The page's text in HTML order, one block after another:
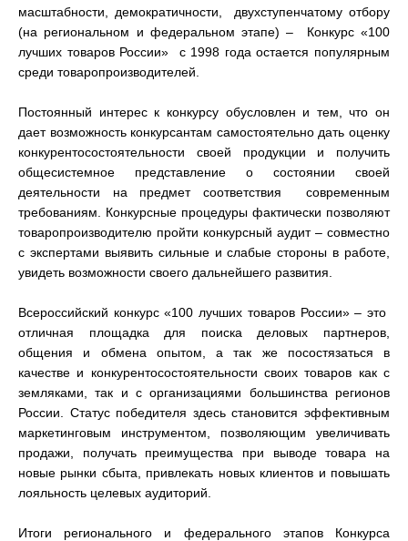
масштабности, демократичности, двухступенчатому отбору
(на региональном и федеральном этапе) – Конкурс «100
лучших товаров России» с 1998 года остается популярным
среди товаропроизводителей.
Постоянный интерес к конкурсу обусловлен и тем, что он
дает возможность конкурсантам самостоятельно дать оценку
конкурентосостоятельности своей продукции и получить
общесистемное представление о состоянии своей
деятельности на предмет соответствия современным
требованиям. Конкурсные процедуры фактически позволяют
товаропроизводителю пройти конкурсный аудит – совместно
с экспертами выявить сильные и слабые стороны в работе,
увидеть возможности своего дальнейшего развития.
Всероссийский конкурс «100 лучших товаров России» – это
отличная площадка для поиска деловых партнеров,
общения и обмена опытом, а так же посостязаться в
качестве и конкурентосостоятельности своих товаров как с
земляками, так и с организациями большинства регионов
России. Статус победителя здесь становится эффективным
маркетинговым инструментом, позволяющим увеличивать
продажи, получать преимущества при выводе товара на
новые рынки сбыта, привлекать новых клиентов и повышать
лояльность целевых аудиторий.
Итоги регионального и федерального этапов Конкурса